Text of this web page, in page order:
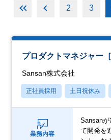
2 3
プロダクトマネジャー
Sansan株式会社
正社員採用 土日祝休み
業務内容
Sansan
て開発を